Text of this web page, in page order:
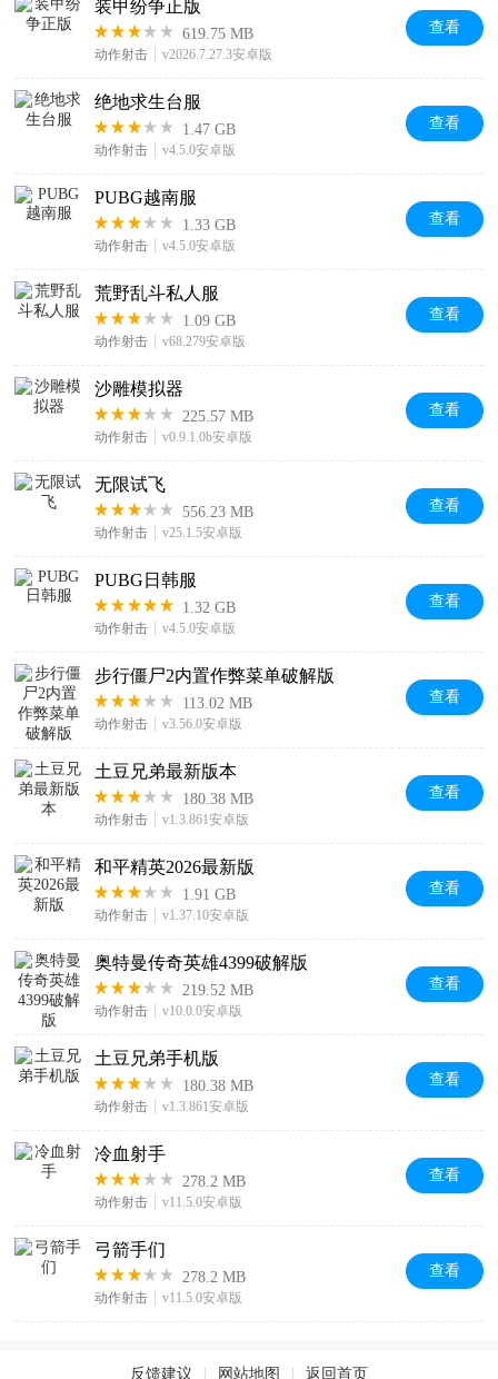
装甲纷争正版
619.75 MB
动作射击 v2026.7.27.3安卓版
查看
绝地求生台服
1.47 GB
动作射击 v4.5.0安卓版
查看
PUBG越南服
1.33 GB
动作射击 v4.5.0安卓版
查看
荒野乱斗私人服
1.09 GB
动作射击 v68.279安卓版
查看
沙雕模拟器
225.57 MB
动作射击 v0.9.1.0b安卓版
查看
无限试飞
556.23 MB
动作射击 v25.1.5安卓版
查看
PUBG日韩服
1.32 GB
动作射击 v4.5.0安卓版
查看
步行僵尸2内置作弊菜单破解版
113.02 MB
动作射击 v3.56.0安卓版
查看
土豆兄弟最新版本
180.38 MB
动作射击 v1.3.861安卓版
查看
和平精英2026最新版
1.91 GB
动作射击 v1.37.10安卓版
查看
奥特曼传奇英雄4399破解版
219.52 MB
动作射击 v10.0.0安卓版
查看
土豆兄弟手机版
180.38 MB
动作射击 v1.3.861安卓版
查看
冷血射手
278.2 MB
动作射击 v11.5.0安卓版
查看
弓箭手们
278.2 MB
动作射击 v11.5.0安卓版
查看
反馈建议 网站地图 返回首页